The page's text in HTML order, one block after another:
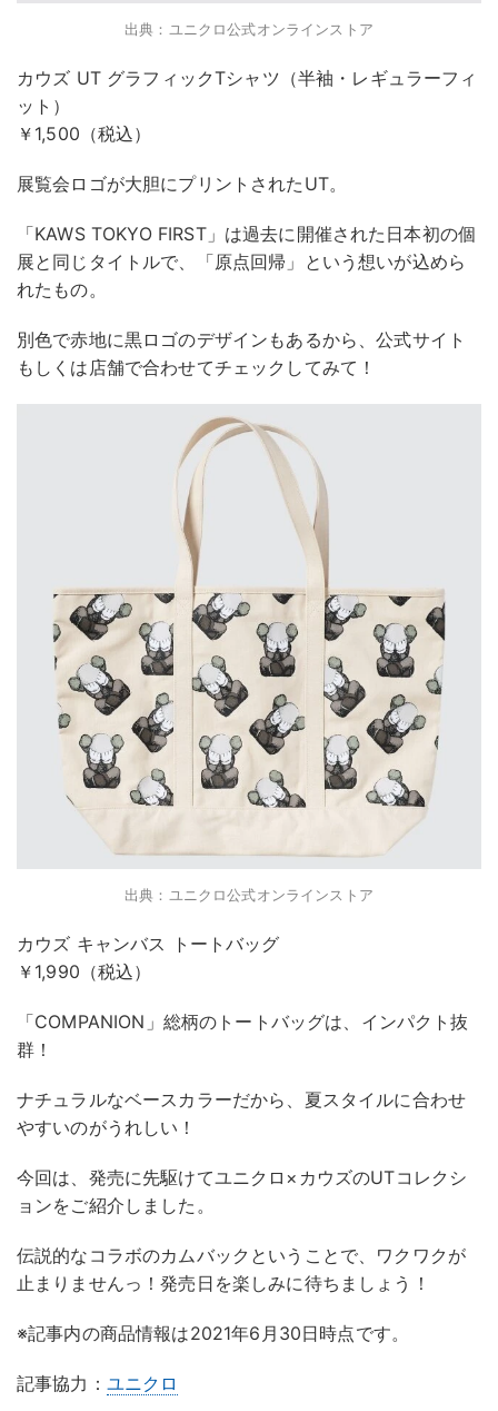
出典：ユニクロ公式オンラインストア
カウズ UT グラフィックTシャツ（半袖・レギュラーフィ
ット）
￥1,500（税込）
展覧会ロゴが大胆にプリントされたUT。
「KAWS TOKYO FIRST」は過去に開催された日本初の個
展と同じタイトルで、「原点回帰」という想いが込めら
れたもの。
別色で赤地に黒ロゴのデザインもあるから、公式サイト
もしくは店舗で合わせてチェックしてみて！
出典：ユニクロ公式オンラインストア
カウズ キャンバス トートバッグ
￥1,990（税込）
「COMPANION」総柄のトートバッグは、インパクト抜
群！
ナチュラルなベースカラーだから、夏スタイルに合わせ
やすいのがうれしい！
今回は、発売に先駆けてユニクロ×カウズのUTコレクシ
ョンをご紹介しました。
伝説的なコラボのカムバックということで、ワクワクが
止まりませんっ！発売日を楽しみに待ちましょう！
※記事内の商品情報は2021年6月30日時点です。
記事協力： ユニクロ